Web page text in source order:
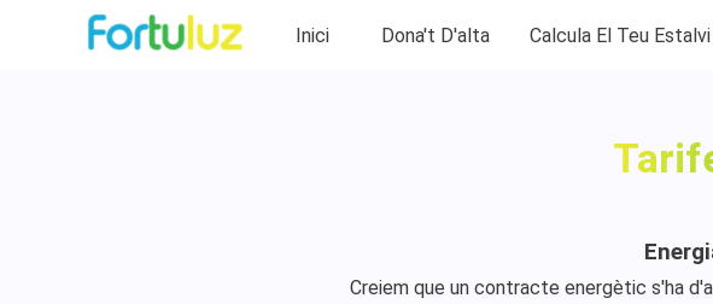
Inici Dona't D'alta Calcula El Teu Estalvi
Creiem que un contracte energètic s'ha